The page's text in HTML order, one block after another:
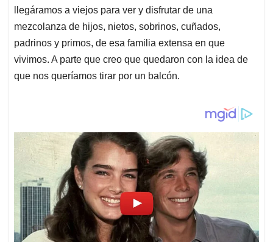
llegáramos a viejos para ver y disfrutar de una
mezcolanza de hijos, nietos, sobrinos, cuñados,
padrinos y primos, de esa familia extensa en que
vivimos. A parte que creo que quedaron con la idea de
que nos queríamos tirar por un balcón.